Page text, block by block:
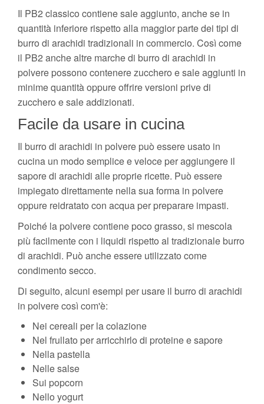
Il PB2 classico contiene sale aggiunto, anche se in
quantità inferiore rispetto alla maggior parte dei tipi di
burro di arachidi tradizionali in commercio. Così come
il PB2 anche altre marche di burro di arachidi in
polvere possono contenere zucchero e sale aggiunti in
minime quantità oppure offrire versioni prive di
zucchero e sale addizionati.
Facile da usare in cucina
Il burro di arachidi in polvere può essere usato in
cucina un modo semplice e veloce per aggiungere il
sapore di arachidi alle proprie ricette. Può essere
impiegato direttamente nella sua forma in polvere
oppure reidratato con acqua per preparare impasti.
Poiché la polvere contiene poco grasso, si mescola
più facilmente con i liquidi rispetto al tradizionale burro
di arachidi. Può anche essere utilizzato come
condimento secco.
Di seguito, alcuni esempi per usare il burro di arachidi
in polvere così com'è:
Nei cereali per la colazione
Nel frullato per arricchirlo di proteine e sapore
Nella pastella
Nelle salse
Sui popcorn
Nello yogurt